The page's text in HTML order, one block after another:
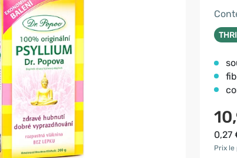
0,27
Prix le